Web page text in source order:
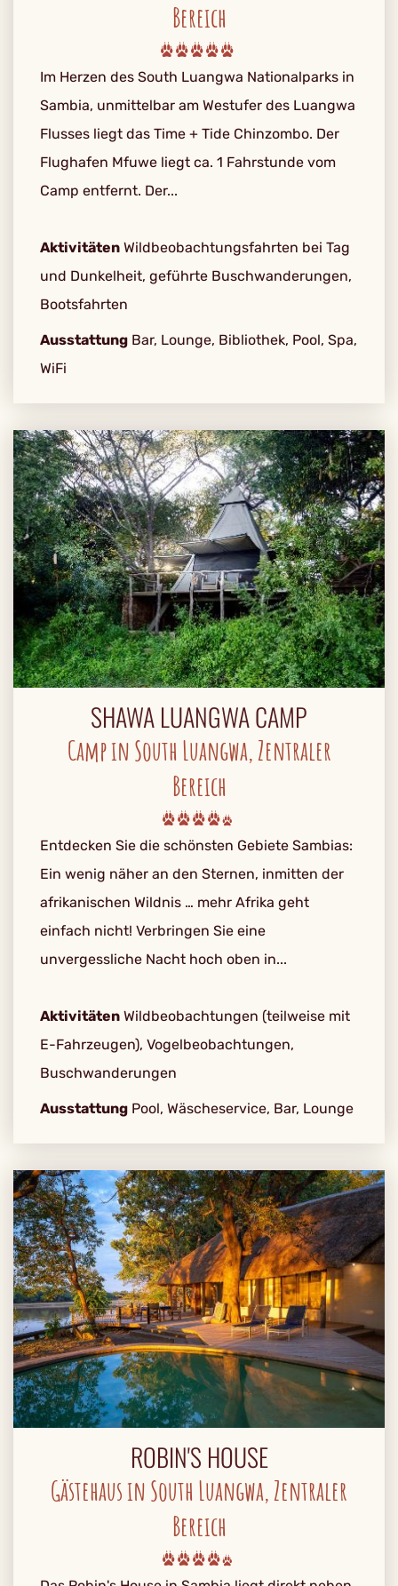
Bereich
Im Herzen des South Luangwa Nationalparks in
Sambia, unmittelbar am Westufer des Luangwa
Flusses liegt das Time + Tide Chinzombo. Der
Flughafen Mfuwe liegt ca. 1 Fahrstunde vom
Camp entfernt. Der...
Aktivitäten Wildbeobachtungsfahrten bei Tag
und Dunkelheit, geführte Buschwanderungen,
Bootsfahrten
Ausstattung Bar, Lounge, Bibliothek, Pool, Spa,
WiFi
SHAWA LUANGWA CAMP
Camp in South Luangwa, Zentraler
Bereich
Entdecken Sie die schönsten Gebiete Sambias:
Ein wenig näher an den Sternen, inmitten der
afrikanischen Wildnis … mehr Afrika geht
einfach nicht! Verbringen Sie eine
unvergessliche Nacht hoch oben in...
Aktivitäten Wildbeobachtungen (teilweise mit
E-Fahrzeugen), Vogelbeobachtungen,
Buschwanderungen
Ausstattung Pool, Wäscheservice, Bar, Lounge
ROBIN'S HOUSE
Gästehaus in South Luangwa, Zentraler
Bereich